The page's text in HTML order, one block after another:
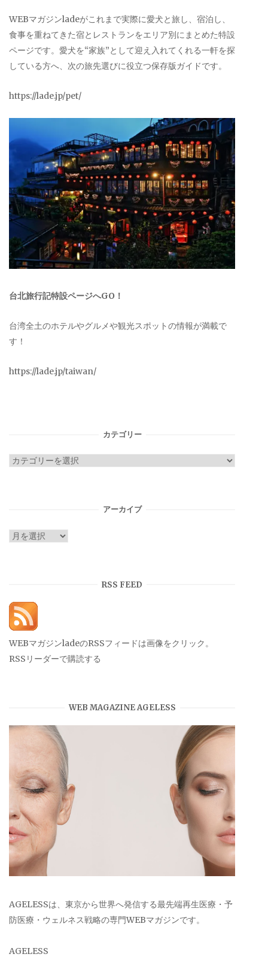
WEBマガジンladeがこれまで実際に愛犬と旅し、宿泊し、
食事を重ねてきた宿とレストランをエリア別にまとめた特設
ページです。愛犬を“家族”として迎え入れてくれる一軒を探
している方へ、次の旅先選びに役立つ保存版ガイドです。
https://lade.jp/pet/
台北旅行記特設ページへGO！
台湾全土のホテルやグルメや観光スポットの情報が満載で
す！
https://lade.jp/taiwan/
カテゴリー
カ
アーカイブ
ア
RSS FEED
WEBマガジンladeのRSSフィードは画像をクリック。
RSSリーダーで購読する
WEB MAGAZINE AGELESS
AGELESSは、東京から世界へ発信する最先端再生医療・予
防医療・ウェルネス戦略の専門WEBマガジンです。
AGELESS